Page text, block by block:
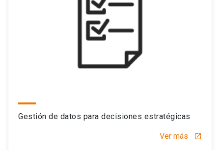
Gestión de datos para decisiones estratégicas
Ver más launch